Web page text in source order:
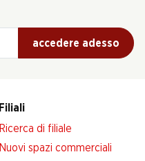
accedere adesso
Filiali
Ricerca di filiale
Nuovi spazi commerciali